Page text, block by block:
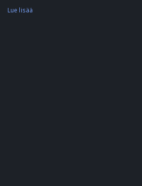
Lue lisää